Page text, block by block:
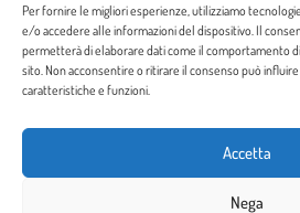
Per fornire le migliori esperienze, utilizziamo
e/o accedere alle informazioni del dispositivo. Il
permetterà di elaborare dati come il comportamento
sito. Non acconsentire o ritirare il consenso può
caratteristiche e funzioni.
Accetta
Nega
9 Luglio 2026
Diamo il benvenuto alla Dottoressa Barbara
Marco Maltoni nell’incarico di Presidente della
grande Presidente, che rimane nel
Leggi tutto »
Diario di bordo: il Play “Cicely and
Forlimpopoli, come a casa.